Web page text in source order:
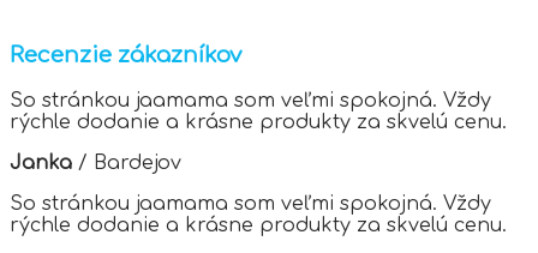
variants.
The
options
may
be
chosen
on
the
product
page
Recenzie zákazníkov
So stránkou jaamama som veľmi spokojná. Vždy
rýchle dodanie a krásne produkty za skvelú cenu.
Janka / Bardejov
So stránkou jaamama som veľmi spokojná. Vždy
rýchle dodanie a krásne produkty za skvelú cenu.